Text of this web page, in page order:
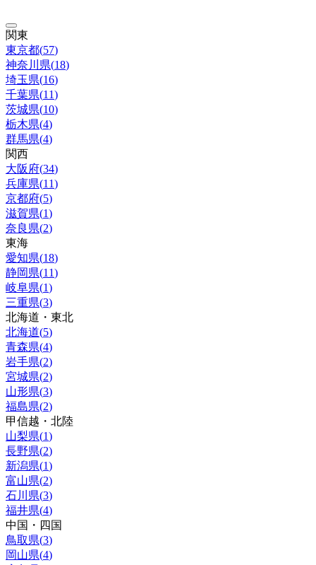
関東
東京都(57)
神奈川県(18)
埼玉県(16)
千葉県(11)
茨城県(10)
栃木県(4)
群馬県(4)
関西
大阪府(34)
兵庫県(11)
京都府(5)
滋賀県(1)
奈良県(2)
東海
愛知県(18)
静岡県(11)
岐阜県(1)
三重県(3)
北海道・東北
北海道(5)
青森県(4)
岩手県(2)
宮城県(2)
山形県(3)
福島県(2)
甲信越・北陸
山梨県(1)
長野県(2)
新潟県(1)
富山県(2)
石川県(3)
福井県(4)
中国・四国
鳥取県(3)
岡山県(4)